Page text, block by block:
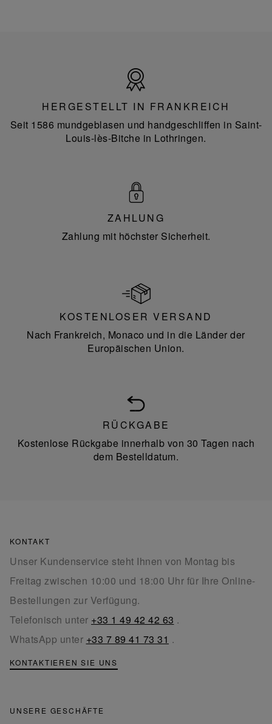
Frankreich
HERGESTELLT IN FRANKREICH
Seit 1586 mundgeblasen und handgeschliffen in Saint-
Louis-lès-Bitche in Lothringen.
ZAHLUNG
Zahlung mit höchster Sicherheit.
KOSTENLOSER VERSAND
Nach Frankreich, Monaco und in die Länder der
Europäischen Union.
RÜCKGABE
Kostenlose Rückgabe innerhalb von 30 Tagen nach
dem Bestelldatum.
KONTAKT
Unser Kundenservice steht Ihnen von Montag bis
Freitag zwischen 10:00 und 18:00 Uhr für Ihre Online-
Bestellungen zur Verfügung.
Telefonisch unter +33 1 49 42 42 63 .
WhatsApp unter +33 7 89 41 73 31 .
KONTAKTIEREN SIE UNS
UNSERE GESCHÄFTE